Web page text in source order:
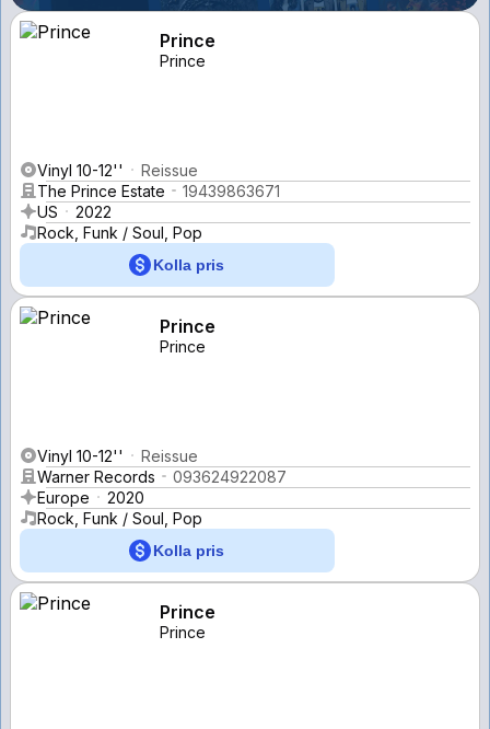
Prince
Prince
Vinyl 10-12''
Reissue
The Prince Estate
19439863671
US
2022
Rock, Funk / Soul, Pop
Kolla pris
Prince
Prince
Vinyl 10-12''
Reissue
Warner Records
093624922087
Europe
2020
Rock, Funk / Soul, Pop
Kolla pris
Prince
Prince